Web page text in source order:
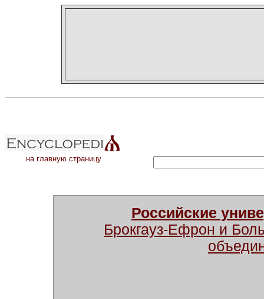
на главную страницу
Российские
Брокгауз-Ефрон и